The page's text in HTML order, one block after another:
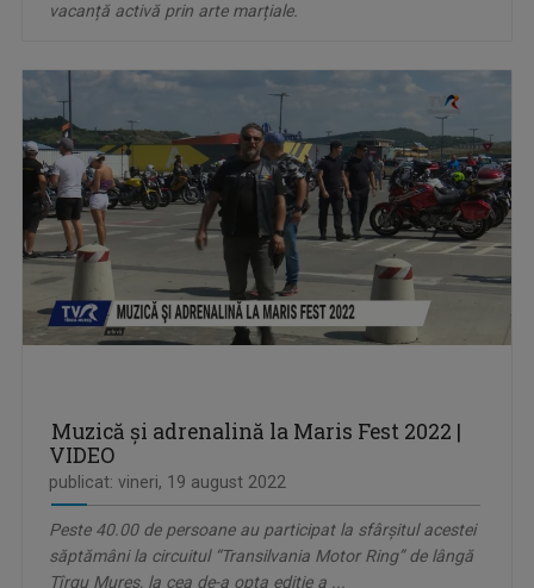
vacanță activă prin arte marțiale.
Muzică și adrenalină la Maris Fest 2022 |
VIDEO
publicat: vineri, 19 august 2022
Peste 40.00 de persoane au participat la sfârşitul acestei
săptămâni la circuitul “Transilvania Motor Ring” de lângă
Tîrgu Mureş, la cea de-a opta ediţie a ...